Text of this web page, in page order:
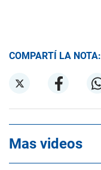
COMPARTÍ LA NOTA:
Mas videos